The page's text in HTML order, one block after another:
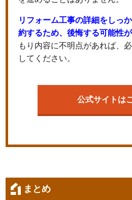
リフォーム工事の詳細をしっ
約するため、後悔する可能性
もり内容に不明点があれば、
してください。
公式サイトは
まとめ